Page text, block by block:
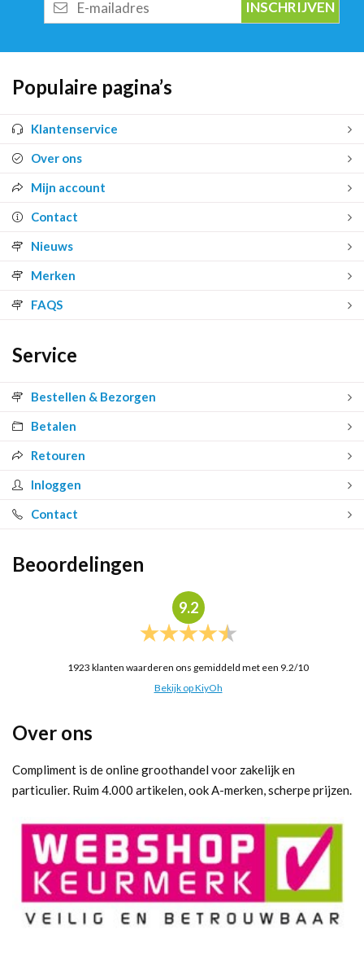
mailadres
Populaire pagina’s
Klantenservice
Over ons
Mijn account
Contact
Nieuws
Merken
FAQS
Service
Bestellen & Bezorgen
Betalen
Retouren
Inloggen
Contact
Beoordelingen
9.2
1923 klanten waarderen ons gemiddeld met een 9.2/10
Bekijk op KiyOh
Over ons
Compliment is de online groothandel voor zakelijk en
particulier. Ruim 4.000 artikelen, ook A-merken, scherpe prijzen.